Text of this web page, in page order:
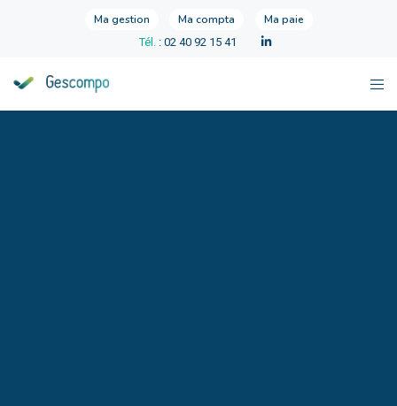
Ma gestion Ma compta Ma paie
Tél. : 02 40 92 15 41